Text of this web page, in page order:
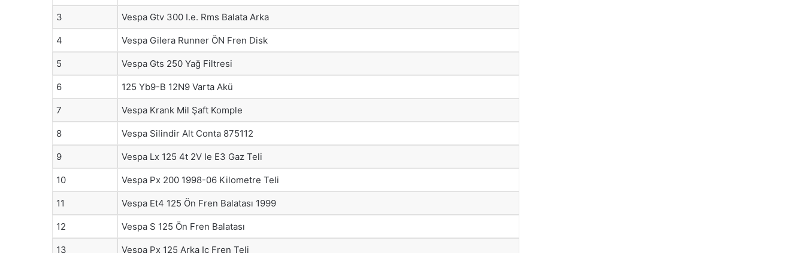
3 Vespa Gtv 300 I.e. Rms Balata Arka
4 Vespa Gilera Runner ÖN Fren Disk
5 Vespa Gts 250 Yağ Filtresi
6 125 Yb9-B 12N9 Varta Akü
7 Vespa Krank Mil Şaft Komple
8 Vespa Silindir Alt Conta 875112
9 Vespa Lx 125 4t 2V Ie E3 Gaz Teli
10 Vespa Px 200 1998-06 Kilometre Teli
11 Vespa Et4 125 Ön Fren Balatası 1999
12 Vespa S 125 Ön Fren Balatası
13 Vespa Px 125 Arka Iç Fren Teli